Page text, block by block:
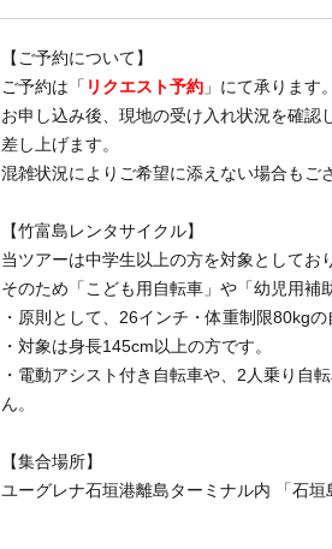
【ご予約について】
ご予約は「 リクエスト予約 」にて承ります。
お申し込み後、現地の受け入れ状況を確認
差し上げます。
混雑状況によりご希望に添えない場合もご
【竹富島レンタサイクル】
当ツアーは中学生以上の方を対象としてお
そのため「こども用自転車」や「幼児用補
・原則として、26インチ・体重制限80kgの
・対象は身長145cm以上の方です。
・電動アシスト付き自転車や、2人乗り自
ん。
【集合場所】
ユーグレナ石垣港離島ターミナル内 「石